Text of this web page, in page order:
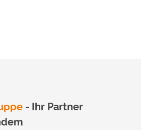
- Ihr Partner